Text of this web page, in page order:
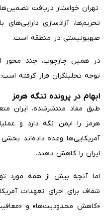
تهران خواستار دریافت
تحریم‌ها، آزادسازی
صهیونیستی در منطقه است.
در همین چارچوب، چند محور
توجه تحلیلگران قرار گرفته است:
ابهام در پرونده تنگه هرمز
طبق مفاد منتشرشده، ایران
هرمز را ایمن نگه دارد و
آمریکایی‌ها وعده داده‌اند
ایران را کاهش دهند.
اما آنچه بیش از همه مورد
شفاف برای اجرای تعهدات
«کاهش محدودیت‌ها» و